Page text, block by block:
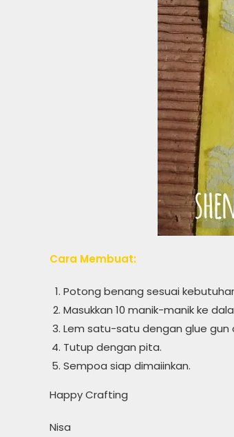
Cara Membuat:
Potong benang sesuai
Masukkan 10 manik-manik ke
Lem satu-satu dengan glue gun
Tutup dengan pita.
Sempoa siap dimaiinkan.
Happy Crafting
Nisa